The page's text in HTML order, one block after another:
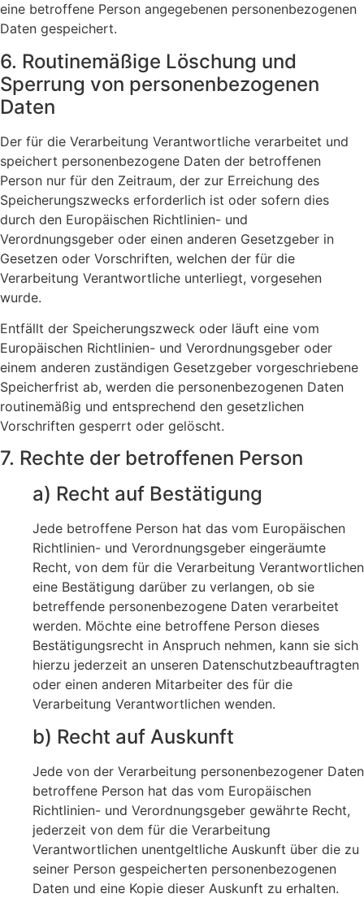
eine betroffene Person angegebenen personenbezogenen
Daten gespeichert.
6. Routinemäßige Löschung und
Sperrung von personenbezogenen
Daten
Der für die Verarbeitung Verantwortliche verarbeitet und
speichert personenbezogene Daten der betroffenen
Person nur für den Zeitraum, der zur Erreichung des
Speicherungszwecks erforderlich ist oder sofern dies
durch den Europäischen Richtlinien- und
Verordnungsgeber oder einen anderen Gesetzgeber in
Gesetzen oder Vorschriften, welchen der für die
Verarbeitung Verantwortliche unterliegt, vorgesehen
wurde.
Entfällt der Speicherungszweck oder läuft eine vom
Europäischen Richtlinien- und Verordnungsgeber oder
einem anderen zuständigen Gesetzgeber vorgeschriebene
Speicherfrist ab, werden die personenbezogenen Daten
routinemäßig und entsprechend den gesetzlichen
Vorschriften gesperrt oder gelöscht.
7. Rechte der betroffenen Person
a) Recht auf Bestätigung
Jede betroffene Person hat das vom Europäischen
Richtlinien- und Verordnungsgeber eingeräumte
Recht, von dem für die Verarbeitung Verantwortlichen
eine Bestätigung darüber zu verlangen, ob sie
betreffende personenbezogene Daten verarbeitet
werden. Möchte eine betroffene Person dieses
Bestätigungsrecht in Anspruch nehmen, kann sie sich
hierzu jederzeit an unseren Datenschutzbeauftragten
oder einen anderen Mitarbeiter des für die
Verarbeitung Verantwortlichen wenden.
b) Recht auf Auskunft
Jede von der Verarbeitung personenbezogener Daten
betroffene Person hat das vom Europäischen
Richtlinien- und Verordnungsgeber gewährte Recht,
jederzeit von dem für die Verarbeitung
Verantwortlichen unentgeltliche Auskunft über die zu
seiner Person gespeicherten personenbezogenen
Daten und eine Kopie dieser Auskunft zu erhalten.